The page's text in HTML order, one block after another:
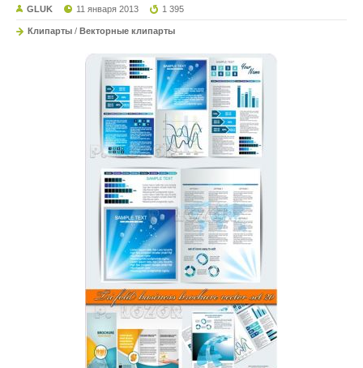
GLUK 11 января 2013 1 395
Клипарты / Векторные клипарты